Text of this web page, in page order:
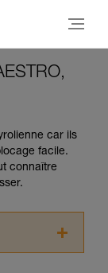
car ils
facile.
connaître